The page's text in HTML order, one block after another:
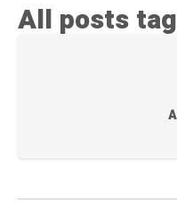
All posts